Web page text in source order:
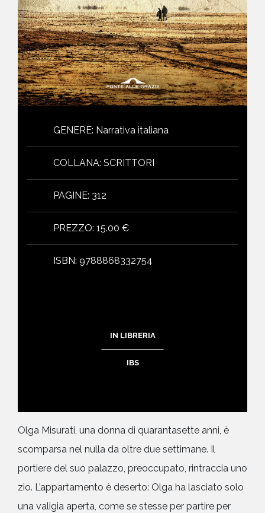
GENERE: Narrativa italiana
COLLANA: SCRITTORI
PAGINE: 312
PREZZO: 15.00 €
ISBN: 9788868332754
IN LIBRERIA
IBS
Olga Misurati, una donna di quarantasette anni, è
scomparsa nel nulla da oltre due settimane. Il
portiere del suo palazzo, preoccupato, rintraccia uno
zio. L’appartamento è deserto: Olga ha lasciato solo
una valigia aperta, come se stesse per partire per